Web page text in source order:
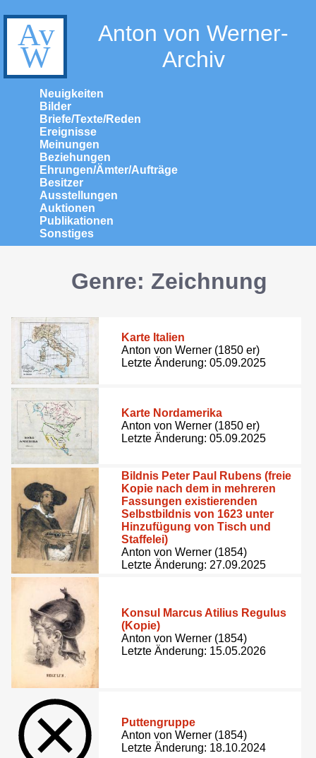
Anton von Werner-
Archiv
Neuigkeiten
Bilder
Briefe/Texte/Reden
Ereignisse
Meinungen
Beziehungen
Ehrungen/Ämter/Aufträge
Besitzer
Ausstellungen
Auktionen
Publikationen
Sonstiges
Genre: Zeichnung
Karte Italien
Anton von Werner (1850 er)
Letzte Änderung: 05.09.2025
Karte Nordamerika
Anton von Werner (1850 er)
Letzte Änderung: 05.09.2025
Bildnis Peter Paul Rubens (freie
Kopie nach dem in mehreren
Fassungen existierenden
Selbstbildnis von 1623 unter
Hinzufügung von Tisch und
Staffelei)
Anton von Werner (1854)
Letzte Änderung: 27.09.2025
Konsul Marcus Atilius Regulus
(Kopie)
Anton von Werner (1854)
Letzte Änderung: 15.05.2026
Puttengruppe
Anton von Werner (1854)
Letzte Änderung: 18.10.2024